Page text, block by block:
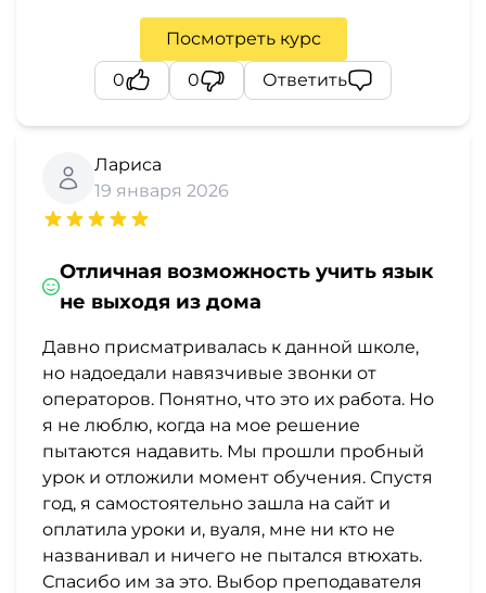
Посмотреть курс
0
0 Ответить
Лариса
19 января 2026
Отличная возможность учить язык
не выходя из дома
Давно присматривалась к данной школе,
но надоедали навязчивые звонки от
операторов. Понятно, что это их работа. Но
я не люблю, когда на мое решение
пытаются надавить. Мы прошли пробный
урок и отложили момент обучения. Спустя
год, я самостоятельно зашла на сайт и
оплатила уроки и, вуаля, мне ни кто не
названивал и ничего не пытался втюхать.
Спасибо им за это. Выбор преподавателя